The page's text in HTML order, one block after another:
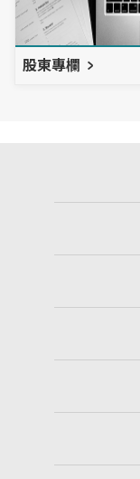
股東專欄